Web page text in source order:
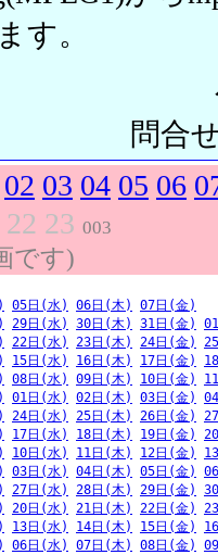
す。
問合
02 03 04 05 06
22 23 003
です)
05日(水) 06日(木)
07日(金)
29日(水) 30日(木) 31日(金)
22日(水) 23日(木) 24日(金)
15日(水) 16日(木) 17日(金)
08日(水) 09日(木) 10日(金)
01日(水) 02日(木) 03日(金)
24日(水) 25日(木) 26日(金)
17日(水) 18日(木) 19日(金)
10日(水) 11日(木) 12日(金)
03日(水) 04日(木) 05日(金)
27日(水) 28日(木) 29日(金)
20日(水) 21日(木) 22日(金)
13日(水) 14日(木) 15日(金)
06日(水) 07日(木) 08日(金)